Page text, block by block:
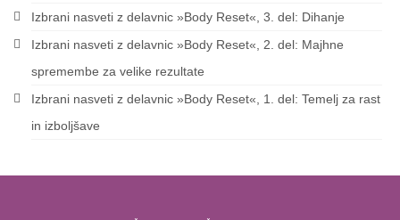
Izbrani nasveti z delavnic »Body Reset«, 3. del: Dihanje
Izbrani nasveti z delavnic »Body Reset«, 2. del: Majhne
spremembe za velike rezultate
Izbrani nasveti z delavnic »Body Reset«, 1. del: Temelj za rast
in izboljšave